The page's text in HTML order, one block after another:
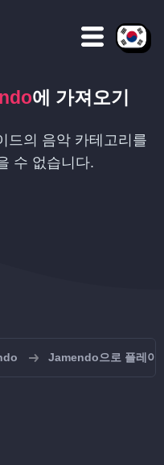
에 가져오기
드의 음악 카테고리를
수 없습니다.
Jamendo으로 플레이